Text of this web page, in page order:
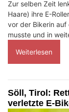
Zur selben Zeit
Haare) ihre E-
vor der Bikerin auf
musste und in
Weiterlesen
Söll, Tirol:
verletzte E-